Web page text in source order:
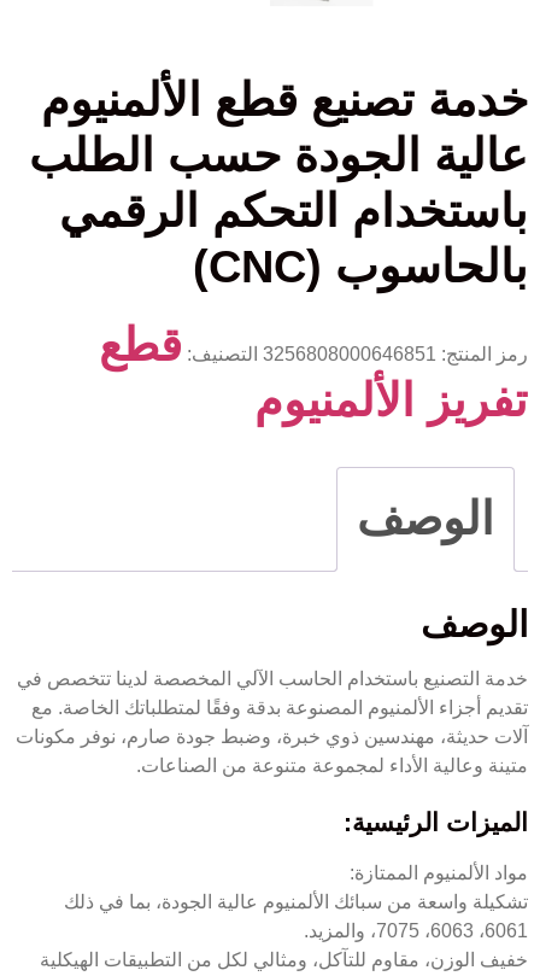
خدمة تصنيع قطع الألمنيوم
عالية الجودة حسب الطلب
باستخدام التحكم الرقمي
بالحاسوب (CNC)
رمز المنتج: 3256808000646851 التصنيف: قطع
تفريز الألمنيوم
الوصف
الوصف
خدمة التصنيع باستخدام الحاسب الآلي المخصصة لدينا تتخصص في
تقديم أجزاء الألمنيوم المصنوعة بدقة وفقًا لمتطلباتك الخاصة. مع
آلات حديثة، مهندسين ذوي خبرة، وضبط جودة صارم، نوفر مكونات
متينة وعالية الأداء لمجموعة متنوعة من الصناعات.
الميزات الرئيسية:
مواد الألمنيوم الممتازة:
تشكيلة واسعة من سبائك الألمنيوم عالية الجودة، بما في ذلك
6061، 6063، 7075، والمزيد.
خفيف الوزن، مقاوم للتآكل، ومثالي لكل من التطبيقات الهيكلية